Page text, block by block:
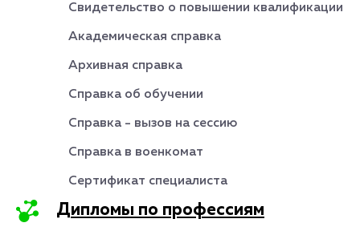
Свидетельство о повышении квалификации
Академическая справка
Архивная справка
Справка об обучении
Справка - вызов на сессию
Справка в военкомат
Сертификат специалиста
Дипломы по профессиям